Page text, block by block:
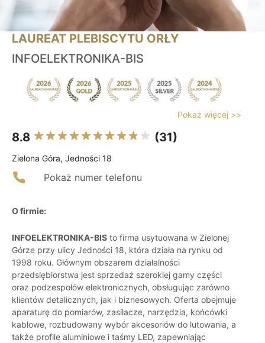
LAUREAT PLEBISCYTU ORŁY
INFOELEKTRONIKA-BIS
Pokaż więcej >>
8.8 (31)
Zielona Góra, Jedności 18
Pokaż numer telefonu
O firmie:
INFOELEKTRONIKA-BIS to firma usytuowana w Zielonej
Górze przy ulicy Jedności 18, która działa na rynku od
1998 roku. Głównym obszarem działalności
przedsiębiorstwa jest sprzedaż szerokiej gamy części
oraz podzespołów elektronicznych, obsługując zarówno
klientów detalicznych, jak i biznesowych. Oferta obejmuje
aparaturę do pomiarów, zasilacze, narzędzia, końcówki
kablowe, rozbudowany wybór akcesoriów do lutowania, a
także profile aluminiowe i taśmy LED, zapewniając